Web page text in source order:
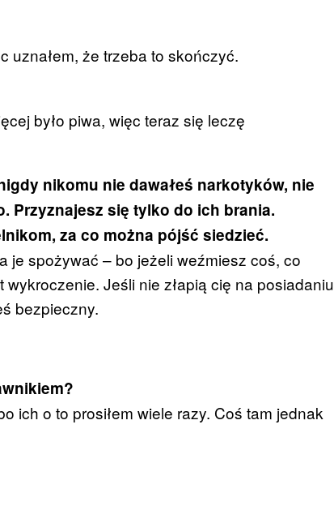
uznałem, że trzeba to skończyć.
było piwa, więc teraz się leczę
nikomu nie dawałeś narkotyków, nie
Przyznajesz się tylko do ich brania.
za co można pójść siedzieć.
je spożywać – bo jeżeli weźmiesz coś, co
Jeśli nie złapią cię na posiadaniu
bezpieczny.
ich o to prosiłem wiele razy. Coś tam jednak